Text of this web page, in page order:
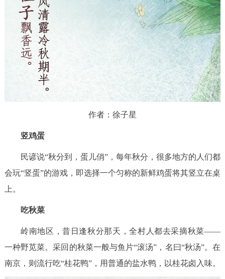
作者：徐子星
竖鸡蛋
民谚说“秋分到，蛋儿俏”，每年秋分，很多地方的人们都
会玩“竖蛋”的游戏，即选择一个匀称的新鲜鸡蛋将其竖立在桌
上。
吃秋菜
岭南地区，昔日逢秋分那天，全村人都去采摘秋菜——
一种野苋菜。采回的秋菜一般与鱼片“滚汤”，名曰“秋汤”。在
南京，则流行吃“桂花鸭”，用普通的盐水鸭，以桂花卤入味。